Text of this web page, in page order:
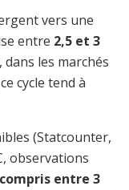
vers une
entre 2,5 et 3
les marchés
cycle tend à
(Statcounter,
observations
entre 3